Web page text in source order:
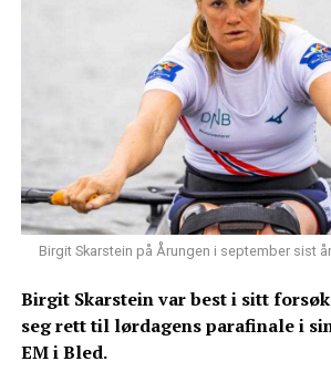
Birgit Skarstein på Årungen i september sist
Birgit Skarstein var best i sitt
seg rett til lørdagens parafinale i
EM i Bled.